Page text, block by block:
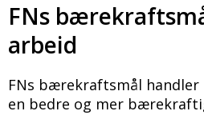
FNs
arbeid
FNs bærekraftsmål
en bedre og mer